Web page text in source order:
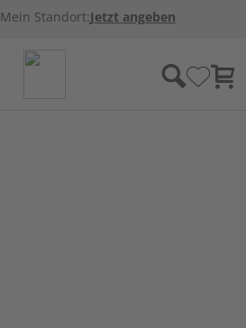
Mein Standort:Jetzt angeben